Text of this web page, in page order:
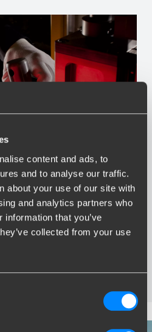
content and ads, to
and to analyse our traffic.
about your use of our site with
and analytics partners who
that you’ve
collected from your use
Brink
getestet für Ihr Auto
Anhängerkupplungen
schwenkbare